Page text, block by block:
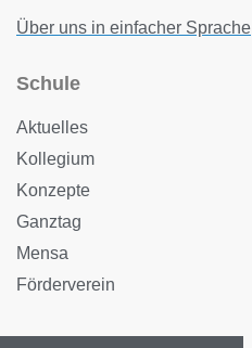
Über uns in einfacher Sprache
Schule
Aktuelles
Kollegium
Konzepte
Ganztag
Mensa
Förderverein